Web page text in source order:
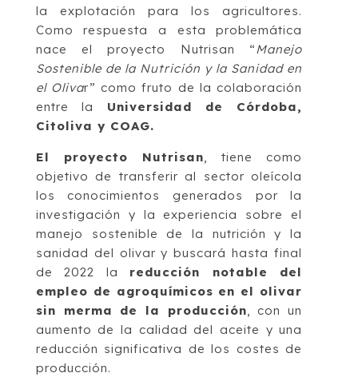
la explotación para los agricultores.
Como respuesta a esta problemática
nace el proyecto Nutrisan “Manejo
Sostenible de la Nutrición y la Sanidad en
el Olivar” como fruto de la colaboración
entre la Universidad de Córdoba,
Citoliva y COAG.
El proyecto Nutrisan, tiene como
objetivo de transferir al sector oleícola
los conocimientos generados por la
investigación y la experiencia sobre el
manejo sostenible de la nutrición y la
sanidad del olivar y buscará hasta final
de 2022 la reducción notable del
empleo de agroquímicos en el olivar
sin merma de la producción, con un
aumento de la calidad del aceite y una
reducción significativa de los costes de
producción.